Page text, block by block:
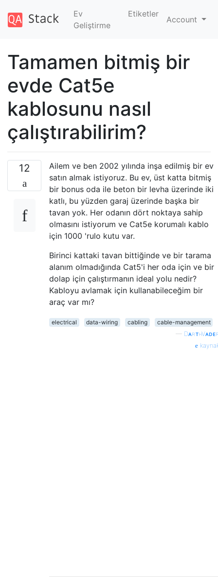
Ev
Geliştirme
Etiketler
Account
Tamamen bitmiş bir
evde Cat5e
kablosunu nasıl
çalıştırabilirim?
12
Ailem ve ben 2002 yılında inşa edilmiş bir ev
satın almak istiyoruz. Bu ev, üst katta bitmiş
bir bonus oda ile beton bir levha üzerinde iki
katlı, bu yüzden garaj üzerinde başka bir
tavan yok. Her odanın dört noktaya sahip
olmasını istiyorum ve Cat5e korumalı kablo
için 1000 'rulo kutu var.
Birinci kattaki tavan bittiğinde ve bir tarama
alanım olmadığında Cat5'i her oda için ve bir
dolap için çalıştırmanın ideal yolu nedir?
Kabloyu avlamak için kullanabileceğim bir
araç var mı?
electrical data-wiring cabling
cable-management
—